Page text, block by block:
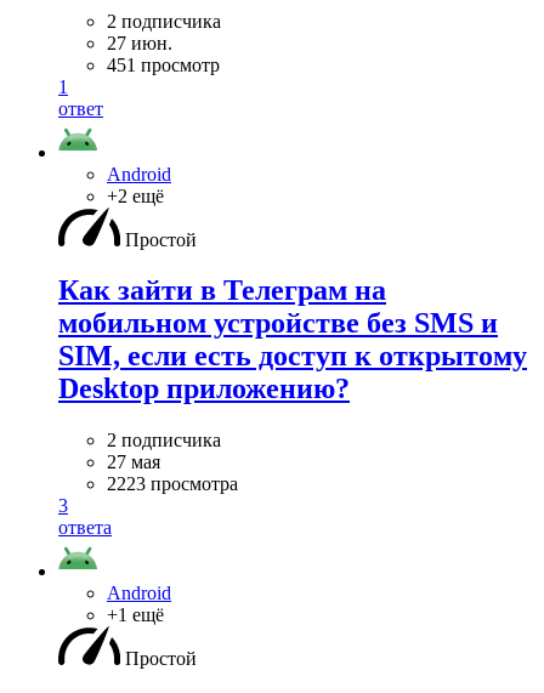
2 подписчика
27 июн.
451 просмотр
1
ответ
Android
+2 ещё
Простой
Как зайти в Телеграм на
мобильном устройстве без SMS и
SIM, если есть доступ к открытому
Desktop приложению?
2 подписчика
27 мая
2223 просмотра
3
ответа
Android
+1 ещё
Простой